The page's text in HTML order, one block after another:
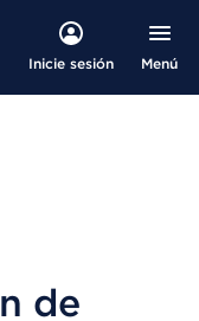
Inicie sesión Menú
de